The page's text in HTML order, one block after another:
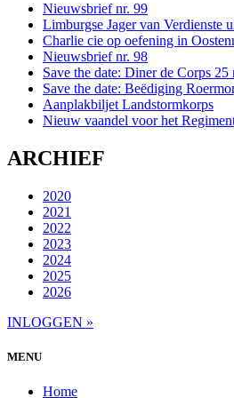
Nieuwsbrief nr. 99
Limburgse Jager van Verdienste
Charlie cie op oefening in
Nieuwsbrief nr. 98
Save the date: Diner de Corps 25
Save the date: Beëdiging
Aanplakbiljet Landstormkorps
Nieuw vaandel voor het
ARCHIEF
2020
2021
2022
2023
2024
2025
2026
INLOGGEN »
MENU
Home